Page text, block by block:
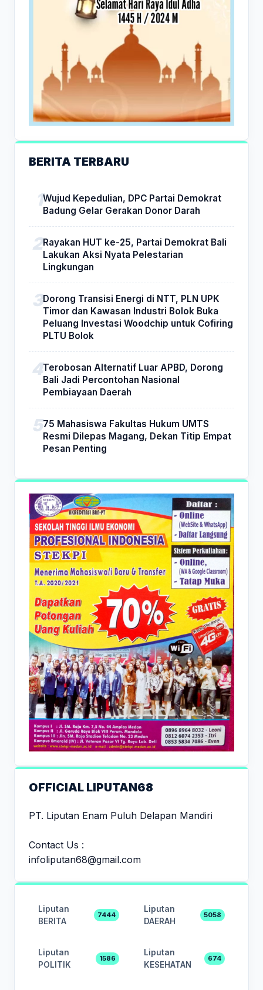
BERITA TERBARU
Wujud Kepedulian, DPC Partai Demokrat
Badung Gelar Gerakan Donor Darah
Rayakan HUT ke-25, Partai Demokrat Bali
Lakukan Aksi Nyata Pelestarian
Lingkungan
Dorong Transisi Energi di NTT, PLN UPK
Timor dan Kawasan Industri Bolok Buka
Peluang Investasi Woodchip untuk Cofiring
PLTU Bolok
Terobosan Alternatif Luar APBD, Dorong
Bali Jadi Percontohan Nasional
Pembiayaan Daerah
75 Mahasiswa Fakultas Hukum UMTS
Resmi Dilepas Magang, Dekan Titip Empat
Pesan Penting
OFFICIAL LIPUTAN68
PT. Liputan Enam Puluh Delapan Mandiri
Contact Us :
infoliputan68@gmail.com
Liputan
BERITA
7444
Liputan
DAERAH
5058
Liputan
POLITIK
1586
Liputan
KESEHATAN
674